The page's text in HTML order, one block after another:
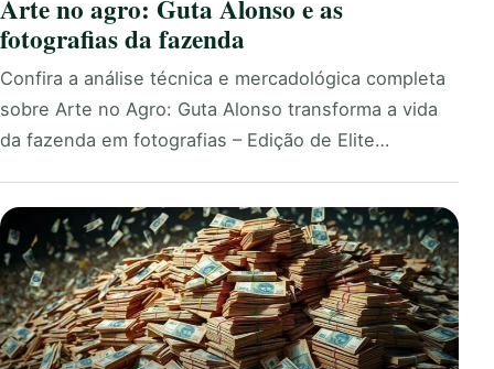
Arte no agro: Guta Alonso e as
fotografias da fazenda
Confira a análise técnica e mercadológica completa
sobre Arte no Agro: Guta Alonso transforma a vida
da fazenda em fotografias – Edição de Elite…